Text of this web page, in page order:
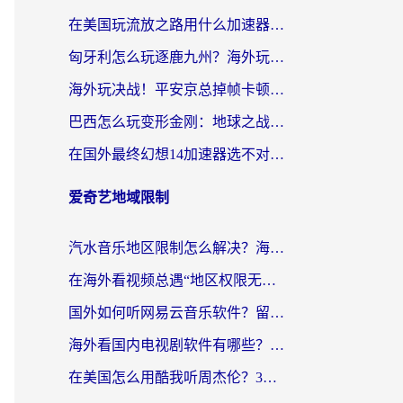
在美国玩流放之路用什么加速器？海外党国服游戏不卡顿的终极攻略
匈牙利怎么玩逐鹿九州？海外玩家国服游戏加速器终极指南（附永劫无间荣耀新三国解决方案）
海外玩决战！平安京总掉帧卡顿？用什么加速器比较好？实测指南来了
巴西怎么玩变形金刚：地球之战？海外玩家国服游戏加速终极指南（附新诛仙延迟密室逃脱18解决办法）
在国外最终幻想14加速器选不对？海外玩家的国服游戏加速避坑指南
爱奇艺地域限制
汽水音乐地区限制怎么解决？海外听国内音乐的实用指南来了
在海外看视频总遇“地区权限无法观看”？这篇攻略帮你轻松解锁国内影视动漫
国外如何听网易云音乐软件？留学生亲测有效的回国加速方案
海外看国内电视剧软件有哪些？海外党专属追剧指南来了
在美国怎么用酷我听周杰伦？3步解决海外听歌地域限制，附QQ音乐网易云通用技巧